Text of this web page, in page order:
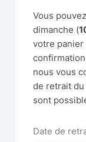
Vous
dimanche (
votre panier
nous vous
de retrait
sont
Date de